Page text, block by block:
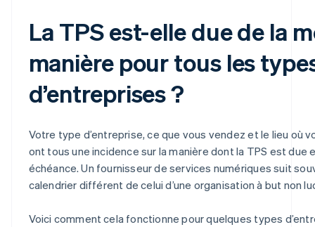
La TPS est-elle due de la
manière pour tous les
d’entreprises ?
Votre type d’entreprise, ce que vous vendez et le lieu où
ont tous une incidence sur la manière dont la TPS est due
échéance. Un fournisseur de services numériques suit
calendrier différent de celui d’une organisation à but non
Voici comment cela fonctionne pour quelques types